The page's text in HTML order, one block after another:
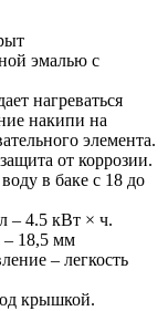
эмалью с
нагреваться
накипи на
элемента.
от коррозии.
в баке с 18 до
– 4.5 кВт × ч.
– 18,5 мм
– легкость
крышкой.